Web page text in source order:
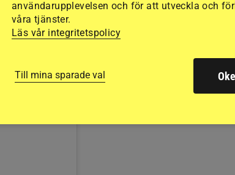
användarupplevelsen och för att utveckla och
våra tjänster.
Läs vår integritetspolicy
Till mina sparade val